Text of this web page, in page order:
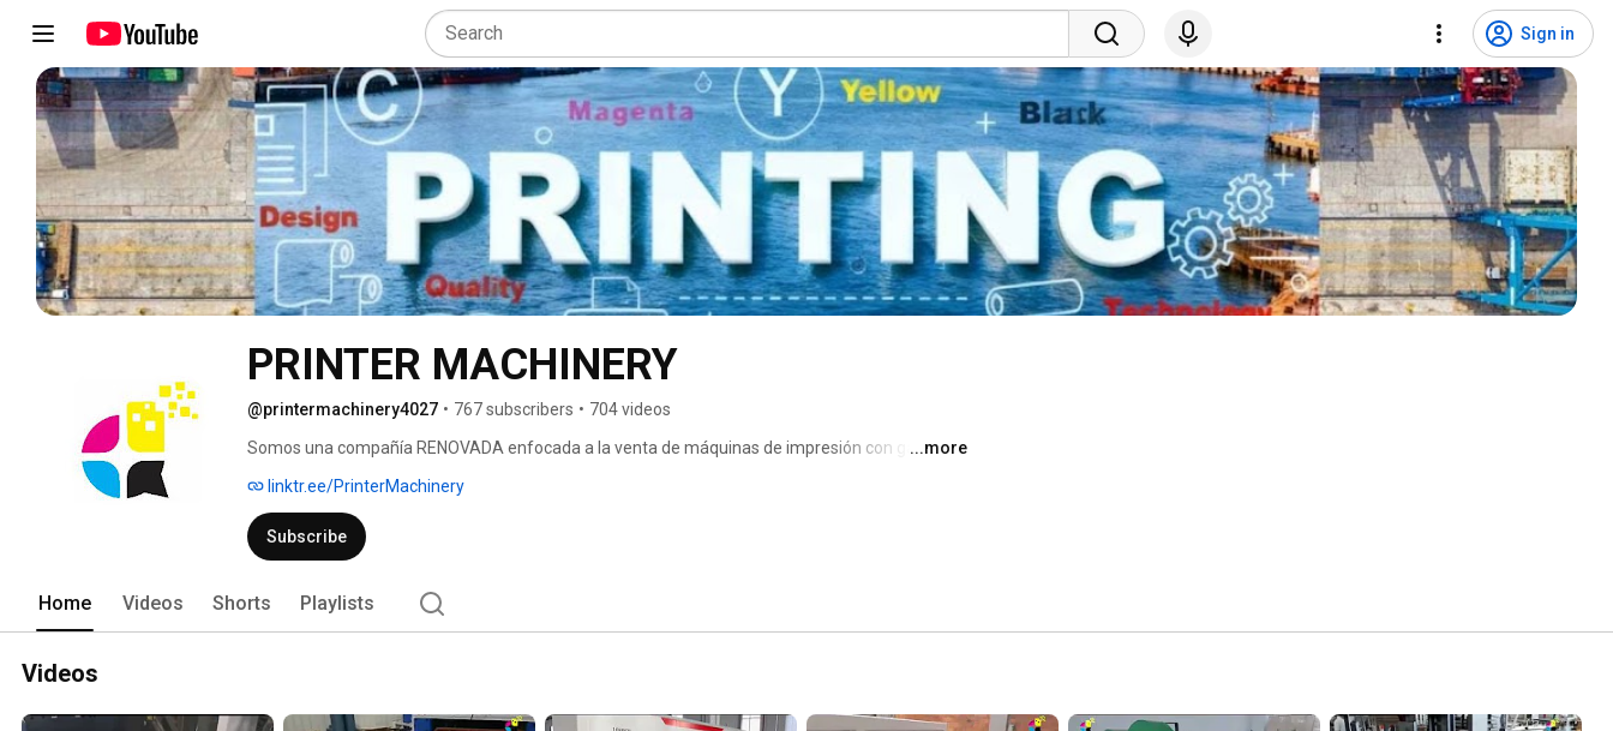
Sign in
PRINTER MACHINERY
@printermachinery4027 • 767 subscribers • 704 videos
Somos una compañía RENOVADA enfocada a la venta de máquinas de impresión con garantía
personalizado y calidad en el servicio nos distinguen.
...more
linktr.ee/PrinterMachinery
Subscribe
Home Videos Shorts Playlists
Videos